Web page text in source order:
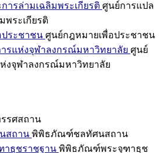
ารล่ามเฉลิมพระเกียรติ ศูนย์การแปล
พระเกียรติ
ระชาชน ศูนย์กฎหมายเพื่อประชาชน
รแห่งจุฬาลงกรณ์มหาวิทยาลัย ศูนย์
งจุฬาลงกรณ์มหาวิทยาลัย
รศสถาน
สถาน พิพิธภัณฑ์ชลทัศนสถาน
ธุชราชฐาน พิพิธภัณฑ์พระจุฑาธุช